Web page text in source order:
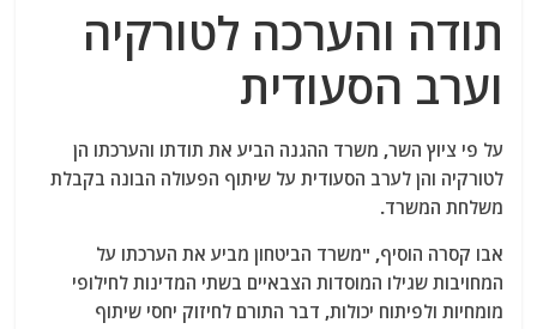
תודה והערכה לטורקיה
וערב הסעודית
על פי ציוץ השר, משרד ההגנה הביע את תודתו והערכתו הן
לטורקיה והן לערב הסעודית על שיתוף הפעולה הבונה בקבלת
משלחת המשרד.
אבו קסרה הוסיף, "משרד הביטחון מביע את הערכתו על
המחויבות שגילו המוסדות הצבאיים בשתי המדינות לחילופי
מומחיות ולפיתוח יכולות, דבר התורם לחיזוק יחסי שיתוף